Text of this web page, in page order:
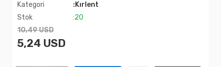
Kategori
:Kırlent
Stok
:20
10,49 USD
5,24 USD